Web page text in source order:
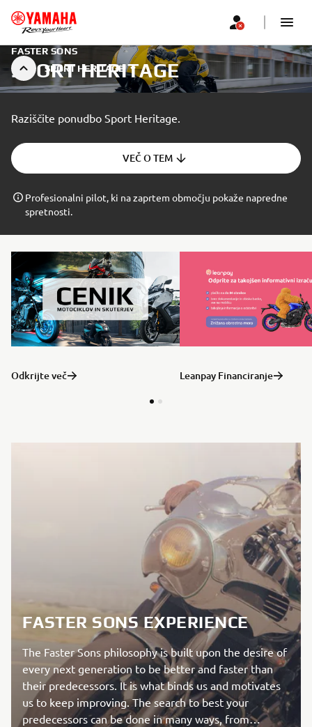
SPORT HERITAGE
FASTER SONS
SPORT HERITAGE
Raziščite ponudbo Sport Heritage.
VEČ O TEM
Profesionalni pilot, ki na zaprtem območju pokaže napredne
spretnosti.
Odkrijte več Leanpay Financiranje
FASTER SONS EXPERIENCE
The Faster Sons philosophy is built upon the desire of
every next generation to be better and faster than
their predecessors. It is what binds us and motivates
us to keep improving. The search to best your
predecessors can be done in many ways, from